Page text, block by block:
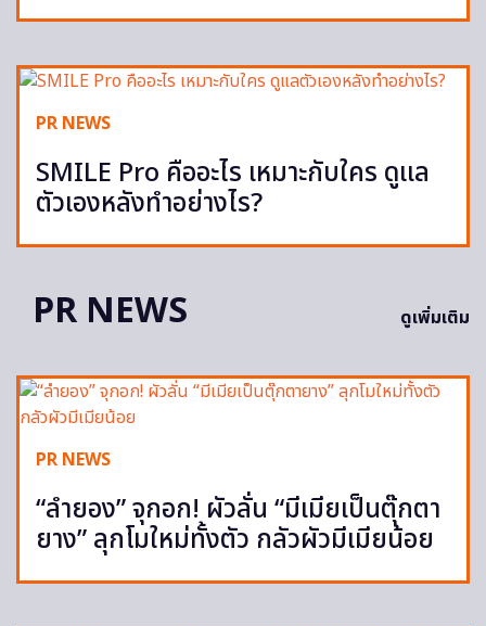
PR NEWS
SMILE Pro คืออะไร เหมาะกับใคร ดูแล
ตัวเองหลังทำอย่างไร?
PR NEWS ดูเพิ่มเติม
PR NEWS
“ลำยอง” จุกอก! ผัวลั่น “มีเมียเป็นตุ๊กตา
ยาง” ลุกโมใหม่ทั้งตัว กลัวผัวมีเมียน้อย